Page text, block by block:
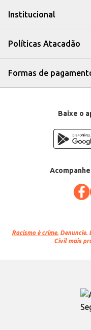
Institucional
Políticas Atacadão
Formas de
Baixe o
Racismo é crime. Denuncie.
Civil mais